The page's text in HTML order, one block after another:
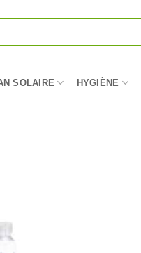
SOLAIRE HYGIÈNE